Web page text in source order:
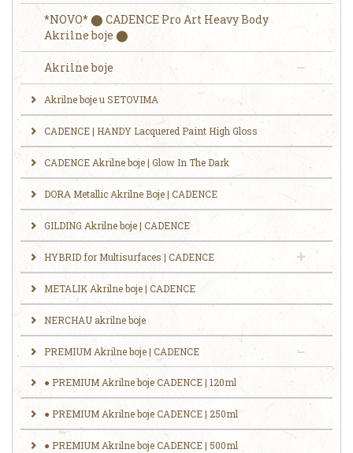
*NOVO* ⬤ CADENCE Pro Art Heavy Body
Akrilne boje ⬤
Akrilne boje
Akrilne boje u SETOVIMA
CADENCE | HANDY Lacquered Paint High Gloss
CADENCE Akrilne boje | Glow In The Dark
DORA Metallic Akrilne Boje | CADENCE
GILDING Akrilne boje | CADENCE
HYBRID for Multisurfaces | CADENCE
METALIK Akrilne boje | CADENCE
NERCHAU akrilne boje
PREMIUM Akrilne boje | CADENCE
● PREMIUM Akrilne boje CADENCE | 120ml
● PREMIUM Akrilne boje CADENCE | 250ml
​● ‎‎PREMIUM Akrilne boje CADENCE | 500ml